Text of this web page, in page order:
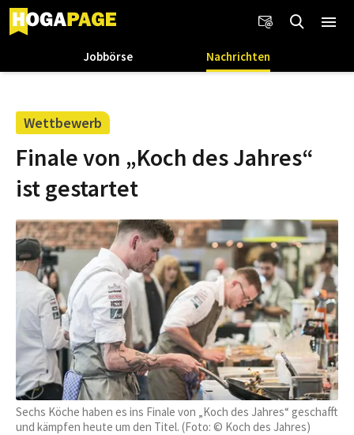
Jobbörse Nachrichten
Wettbewerb
Finale von „Koch des Jahres“
ist gestartet
Sechs Köche haben es ins Finale von „Koch des Jahres“ geschafft
und kämpfen heute um den Titel. (Foto: © Koch des Jahres)